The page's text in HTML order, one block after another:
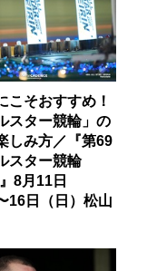
こそおすすめ！
スター競輪」の
しみ方／『第69
スター競輪
8月11日
16日（日）松山